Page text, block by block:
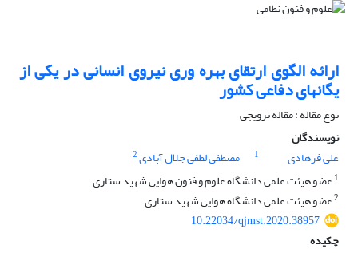
ارائه الگوی ارتقای بهره وری نیروی انسانی در یکی از
یگانهای دفاعی کشور
نوع مقاله : مقاله ترویجی
نویسندگان
علی فرهادی
1 مصطفی لطفی جلال آبادی2
1عضو هیئت علمی دانشگاه علوم و فنون هوایی شهید ستاری
2عضو هیئت علمی دانشگاه هوایی شهید ستاری
10.22034/qjmst.2020.38957
چکیده